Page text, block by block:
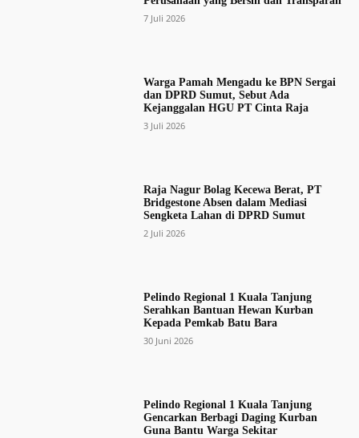
7 Juli 2026
Warga Pamah Mengadu ke BPN Sergai
dan DPRD Sumut, Sebut Ada
Kejanggalan HGU PT Cinta Raja
3 Juli 2026
Raja Nagur Bolag Kecewa Berat, PT
Bridgestone Absen dalam Mediasi
Sengketa Lahan di DPRD Sumut
2 Juli 2026
Pelindo Regional 1 Kuala Tanjung
Serahkan Bantuan Hewan Kurban
Kepada Pemkab Batu Bara
30 Juni 2026
Pelindo Regional 1 Kuala Tanjung
Gencarkan Berbagi Daging Kurban
Guna Bantu Warga Sekitar